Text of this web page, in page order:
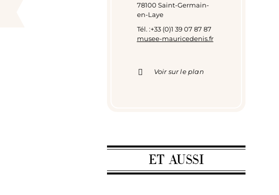
78100 Saint-Germain-
en-Laye
Tél. :+33 (0)1 39 07 87 87
musee-mauricedenis.fr
Voir sur le plan
ET AUSSI